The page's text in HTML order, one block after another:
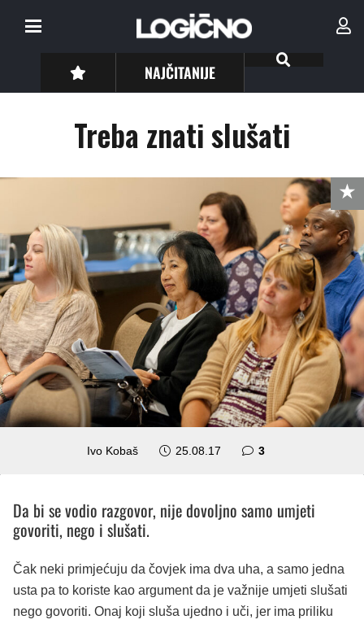
NAJČITANIJE
Treba znati slušati
Ivo Kobaš 25.08.17 3komentara
Da bi se vodio razgovor, nije dovoljno samo umjeti
govoriti, nego i slušati.
Čak neki primjećuju da čovjek ima dva uha, a samo jedna
usta pa to koriste kao argument da je važnije umjeti slušati
nego govoriti. Onaj koji sluša ujedno i uči, jer ima priliku